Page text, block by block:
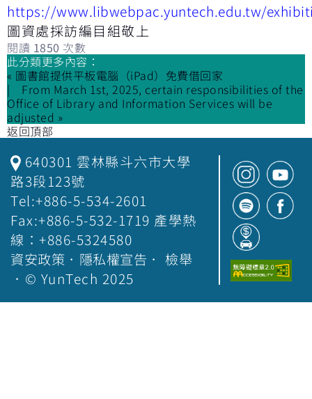
https://www.libwebpac.yuntech.edu.tw/
圖資處採訪編目組敬上
閱讀 1850 次數
此分類更多內容：
« 圖書館提供平板電腦（iPad）免費借回家
From March 1st, 2025, certain responsibilities of the
Office of Library and Information Services will be
adjusted »
返回頂部
640301 雲林縣斗六市大學
路3段123號
Tel:+886-5-534-2601
Fax:+886-5-532-1719 產學熱
線：+886-5324580
資安政策 ． 隱私權宣告 ． 檢舉
．© YunTech 2025